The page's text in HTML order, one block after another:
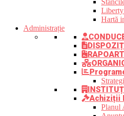
Hartă
Administrație
Achiziții
Planul